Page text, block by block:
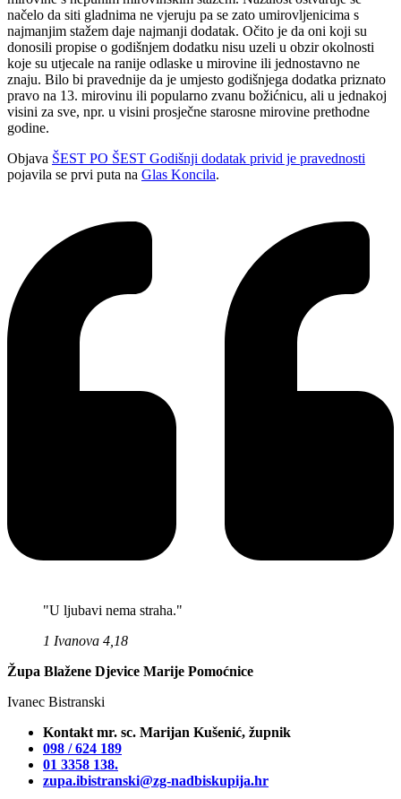
načelo da siti gladnima ne vjeruju pa se zato umirovljenicima s
najmanjim stažem daje najmanji dodatak. Očito je da oni koji su
donosili propise o godišnjem dodatku nisu uzeli u obzir okolnosti
koje su utjecale na ranije odlaske u mirovine ili jednostavno ne
znaju. Bilo bi pravednije da je umjesto godišnjega dodatka priznato
pravo na 13. mirovinu ili popularno zvanu božićnicu, ali u jednakoj
visini za sve, npr. u visini prosječne starosne mirovine prethodne
godine.
Objava ŠEST PO ŠEST Godišnji dodatak privid je pravednosti
pojavila se prvi puta na Glas Koncila.
"U ljubavi nema straha."
1 Ivanova 4,18
Župa Blažene Djevice Marije Pomoćnice
Ivanec Bistranski
Kontakt mr. sc. Marijan Kušenić, župnik
098 / 624 189
01 3358 138‬.
zupa.ibistranski@zg-nadbiskupija.hr